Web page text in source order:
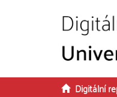
Digitální